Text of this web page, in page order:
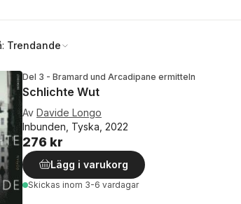
Trendande
Del 3 - Bramard und Arcadipane ermitteln
Schlichte Wut
Av Davide Longo
Inbunden, Tyska, 2022
276 kr
Lägg i varukorg
Skickas inom 3-6 vardagar